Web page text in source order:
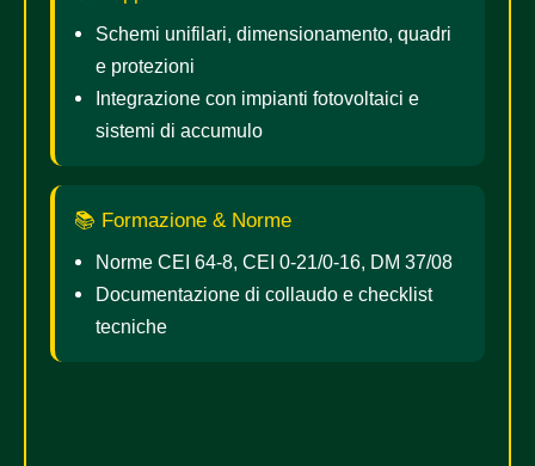
Schemi unifilari, dimensionamento, quadri
e protezioni
Integrazione con impianti fotovoltaici e
sistemi di accumulo
📚 Formazione & Norme
Norme CEI 64-8, CEI 0-21/0-16, DM 37/08
Documentazione di collaudo e checklist
tecniche